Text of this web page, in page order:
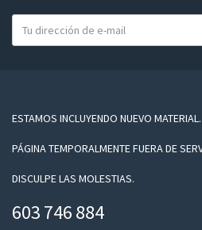
u
a
l
ESTAMOS INCLUYENDO NUEVO MATERIAL.
PÁGINA TEMPORALMENTE FUERA DE
DISCULPE LAS MOLESTIAS.
603 746 884